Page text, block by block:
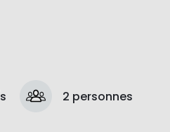
2 personnes